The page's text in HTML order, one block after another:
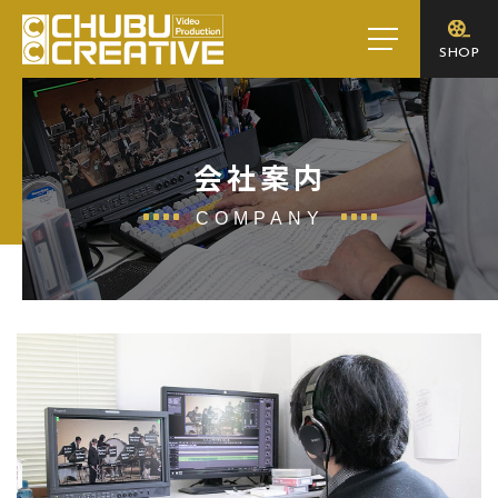
toggle
navigation
SHOP
会社案内
COMPANY